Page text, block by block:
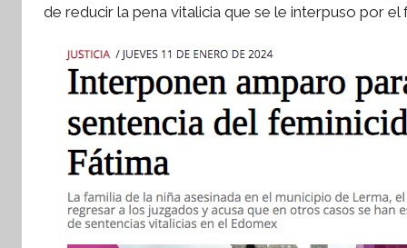
s
s
I
f
m
a
de reducir la pena vitalicia que se le interpuso por el